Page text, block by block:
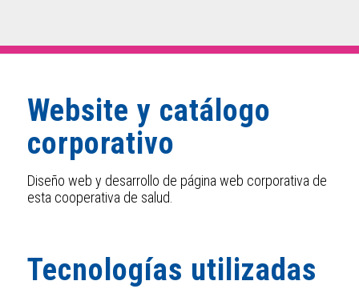
Website y catálogo
corporativo
Diseño web y desarrollo de página web corporativa de
esta cooperativa de salud.
Tecnologías utilizadas